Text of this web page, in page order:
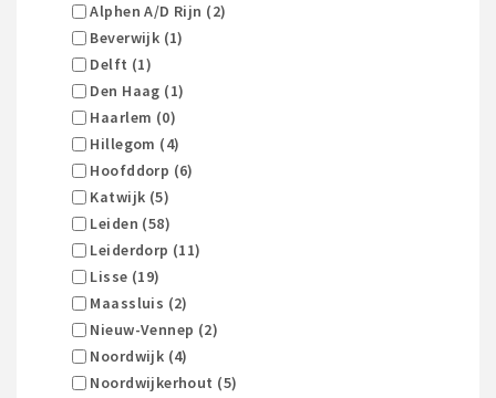
Alphen A/d Rijn (2)
Beverwijk (1)
Delft (1)
Den Haag (1)
Haarlem (0)
Hillegom (4)
Hoofddorp (6)
Katwijk (5)
Leiden (58)
Leiderdorp (11)
Lisse (19)
Maassluis (2)
Nieuw-Vennep (2)
Noordwijk (4)
Noordwijkerhout (5)